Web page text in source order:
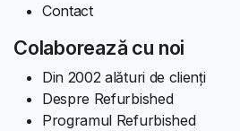
Contact
Colaborează cu noi
Din 2002 alături de clienți
Despre Refurbished
Programul Refurbished